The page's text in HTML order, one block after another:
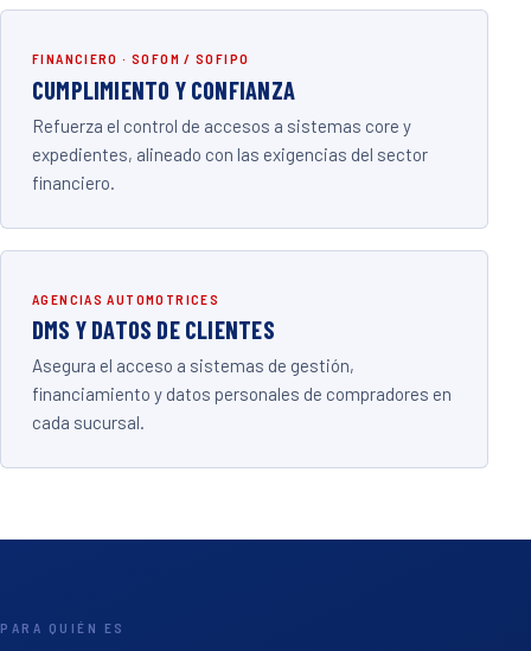
FINANCIERO · SOFOM / SOFIPO
CUMPLIMIENTO Y CONFIANZA
Refuerza el control de accesos a sistemas core y
expedientes, alineado con las exigencias del sector
financiero.
AGENCIAS AUTOMOTRICES
DMS Y DATOS DE CLIENTES
Asegura el acceso a sistemas de gestión,
financiamiento y datos personales de compradores en
cada sucursal.
PARA QUIÉN ES